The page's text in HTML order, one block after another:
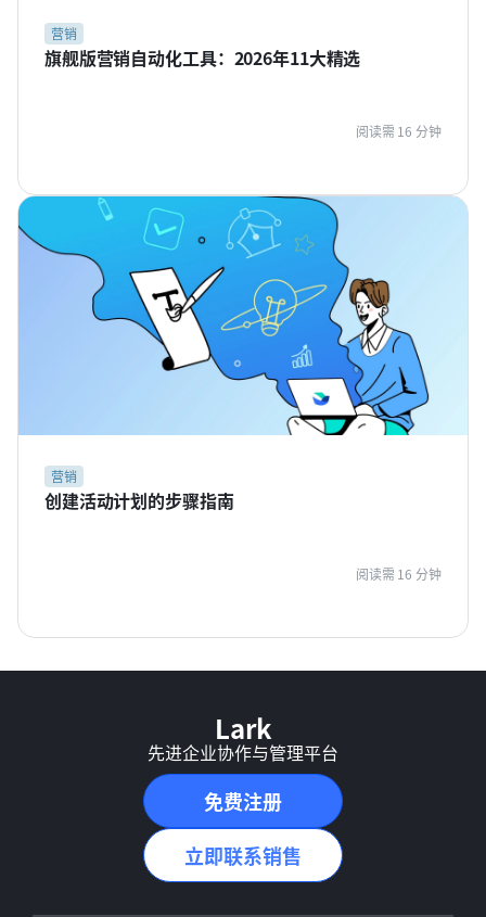
营销
旗舰版营销自动化工具：2026年11大精选
阅读需 16 分钟
营销
创建活动计划的步骤指南
阅读需 16 分钟
Lark
先进企业协作与管理平台
免费注册
立即联系销售